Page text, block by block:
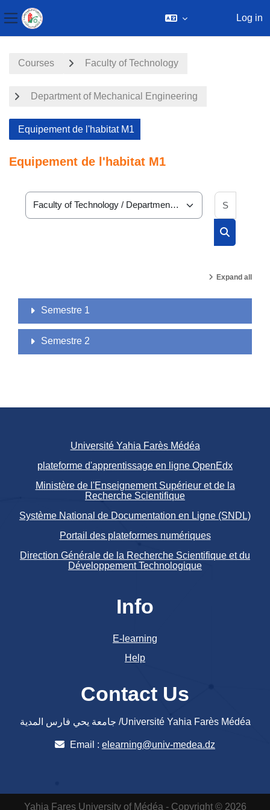
Side panel
Log in
Courses Faculty of Technology
Department of Mechanical Engineering
Equipement de l'habitat M1
Equipement de l'habitat M1
Course categories
Expand all
Semestre 1
Semestre 2
Université Yahia Farès Médéa
plateforme d'apprentissage en ligne OpenEdx
Ministère de l'Enseignement Supérieur et de la
Recherche Scientifique
Système National de Documentation en Ligne (SNDL)
Portail des plateformes numériques
Direction Générale de la Recherche Scientifique et du
Développement Technologique
Info
E-learning
Help
Contact Us
جامعة يحي فارس المدية /Université Yahia Farès Médéa
Email : elearning@univ-medea.dz
Yahia Fares University of Médéa - Copyright © 2026